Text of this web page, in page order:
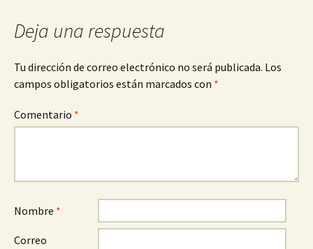
Deja una respuesta
Tu dirección de correo electrónico no será publicada. Los
campos obligatorios están marcados con *
Comentario *
Nombre *
Correo